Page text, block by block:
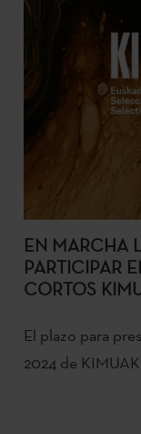
EN MARCHA
PARTICIPAR
CORTOS
El plazo para
2024 de